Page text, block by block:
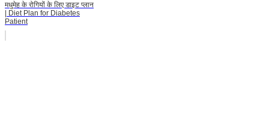
मधुमेह के रोगियों के लिए डाइट प्लान
| Diet Plan for Diabetes
Patient